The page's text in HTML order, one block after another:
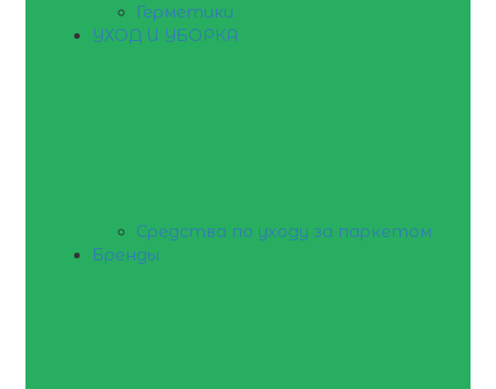
Герметики
УХОД И УБОРКА
Средства по уходу за паркетом
Бренды